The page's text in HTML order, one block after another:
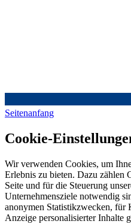
Seitenanfang
Cookie-
Wir verwenden Cookies, um
Erlebnis zu bieten. Dazu zählen
Seite und für die Steuerung
Unternehmensziele notwendig
anonymen Statistikzwecken, für
Anzeige personalisierter Inhalte